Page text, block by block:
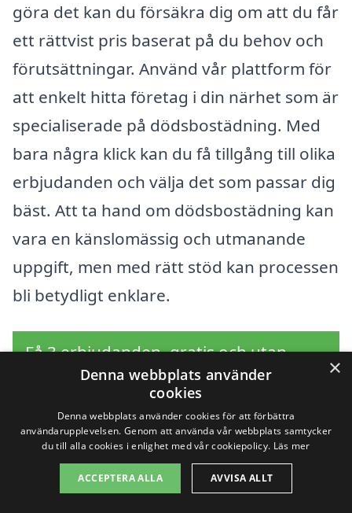
göra det kan du försäkra dig om att du får
ett rättvist pris baserat på du behov och
förutsättningar. Använd vår plattform för
att enkelt hitta företag i din närhet som är
specialiserade på dödsbostädning. Med
bara några klick kan du få tillgång till olika
erbjudanden och välja det som passar dig
bäst. Att ta hand om dödsbostädning kan
vara en känslomässig och utmanande
uppgift, men med rätt stöd kan processen
bli betydligt enklare.
Få 3 erbjudanden, gratis och utan
förpliktelser
Sök efter en
professionell för
×
Denna webbplats använder
cookies
Denna webbplats använder cookies för att förbättra
användarupplevelsen. Genom att använda vår webbplats samtycker
du till alla cookies i enlighet med vår cookiepolicy. Läs mer
ACCEPTERA ALLA AVVISA ALLT